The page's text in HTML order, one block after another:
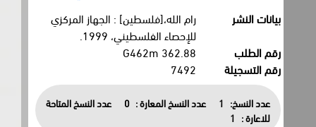
بيانات النشر
رام الله،[فلسطين] : الجهاز المركزي
للإحصاء الفلسطيني، 1999.
رقم الطلب
362.88 G462m
رقم التسجيلة
7492
عدد النسخ: 1 عدد النسخ المعارة : 0
عدد النسخ المتاحة
للاعارة :
1